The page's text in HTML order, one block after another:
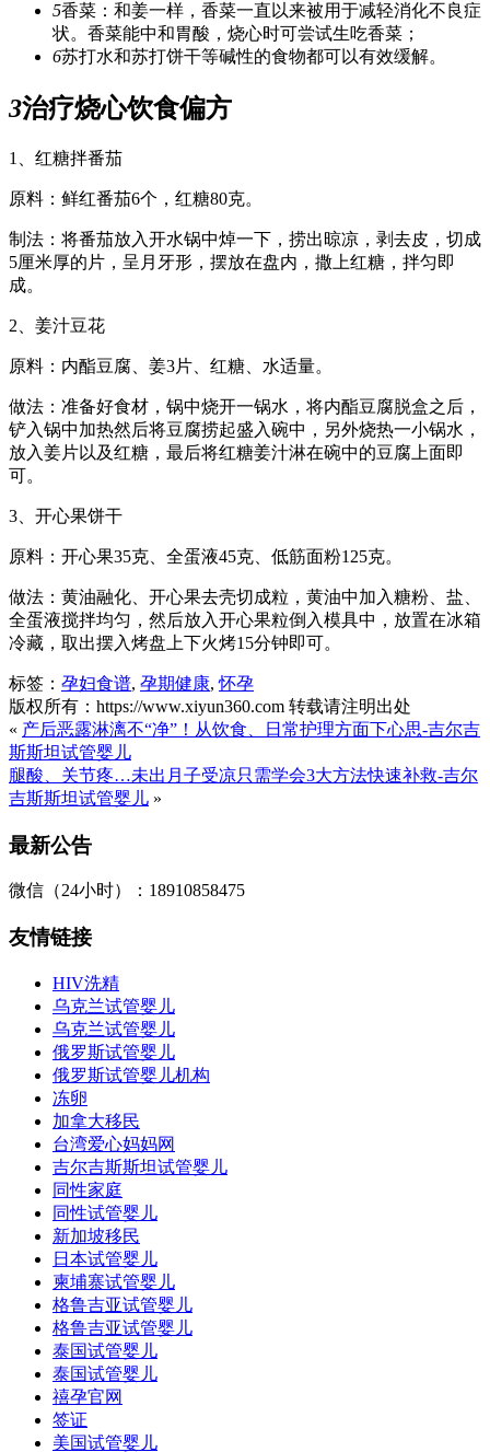
5香菜：和姜一样，香菜一直以来被用于减轻消化不良症
状。香菜能中和胃酸，烧心时可尝试生吃香菜；
6苏打水和苏打饼干等碱性的食物都可以有效缓解。
3治疗烧心饮食偏方
1、红糖拌番茄
原料：鲜红番茄6个，红糖80克。
制法：将番茄放入开水锅中焯一下，捞出晾凉，剥去皮，切成
5厘米厚的片，呈月牙形，摆放在盘内，撒上红糖，拌匀即
成。
2、姜汁豆花
原料：内酯豆腐、姜3片、红糖、水适量。
做法：准备好食材，锅中烧开一锅水，将内酯豆腐脱盒之后，
铲入锅中加热然后将豆腐捞起盛入碗中，另外烧热一小锅水，
放入姜片以及红糖，最后将红糖姜汁淋在碗中的豆腐上面即
可。
3、开心果饼干
原料：开心果35克、全蛋液45克、低筋面粉125克。
做法：黄油融化、开心果去壳切成粒，黄油中加入糖粉、盐、
全蛋液搅拌均匀，然后放入开心果粒倒入模具中，放置在冰箱
冷藏，取出摆入烤盘上下火烤15分钟即可。
标签： 孕妇食谱, 孕期健康,怀孕
版权所有：https://www.xiyun360.com 转载请注明出处
« 产后恶露淋漓不“净”！从饮食、日常护理方面下心思-吉尔吉
斯斯坦试管婴儿
腿酸、关节疼…未出月子受凉只需学会3大方法快速补救-吉尔
吉斯斯坦试管婴儿 »
最新公告
微信（24小时）：18910858475
友情链接
HIV洗精
乌克兰试管婴儿
乌克兰试管婴儿
俄罗斯试管婴儿
俄罗斯试管婴儿机构
冻卵
加拿大移民
台湾爱心妈妈网
吉尔吉斯斯坦试管婴儿
同性家庭
同性试管婴儿
新加坡移民
日本试管婴儿
柬埔寨试管婴儿
格鲁吉亚试管婴儿
格鲁吉亚试管婴儿
泰国试管婴儿
泰国试管婴儿
禧孕官网
签证
美国试管婴儿